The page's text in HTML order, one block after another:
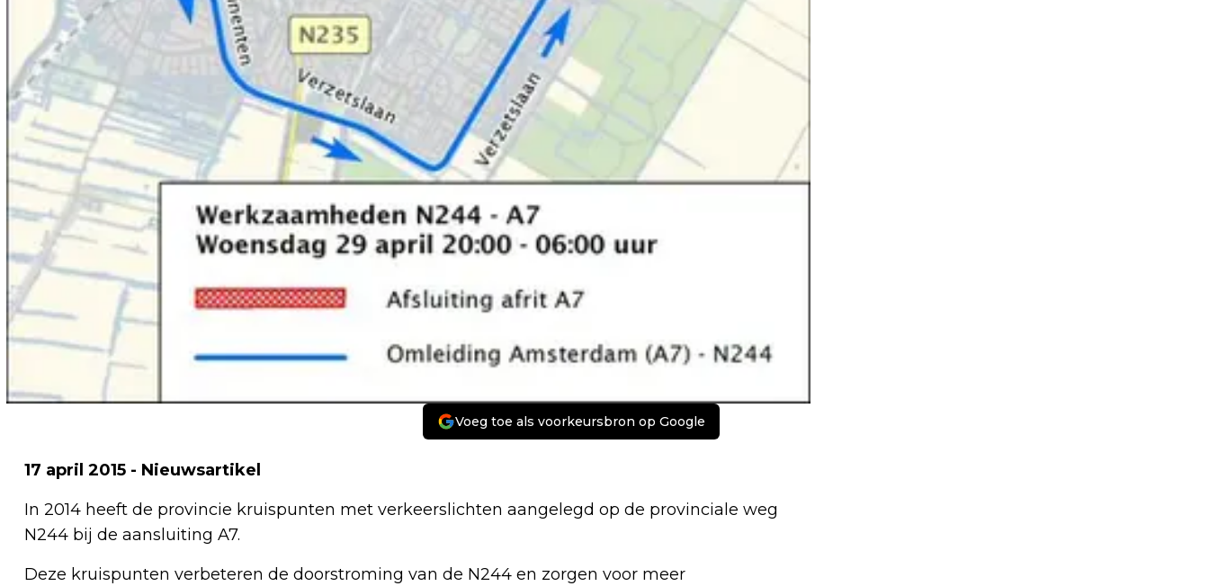
Voeg toe als voorkeursbron op Google
17 april 2015 - Nieuwsartikel
In 2014 heeft de provincie kruispunten met verkeerslichten aangelegd op de provinciale weg
N244 bij de aansluiting A7.
Deze kruispunten verbeteren de doorstroming van de N244 en zorgen voor meer